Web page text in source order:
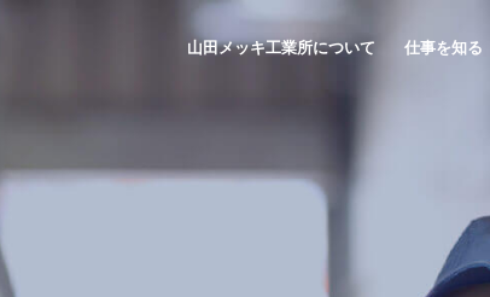
山田メッキ工業所について 仕事を知る